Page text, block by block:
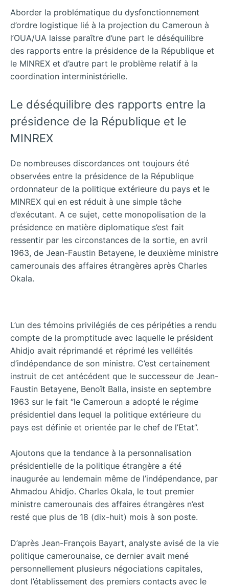
Aborder la problématique du dysfonctionnement
d’ordre logistique lié à la projection du Cameroun à
l’OUA/UA laisse paraître d’une part le déséquilibre
des rapports entre la présidence de la République et
le MINREX et d’autre part le problème relatif à la
coordination interministérielle.
Le déséquilibre des rapports entre la
présidence de la République et le
MINREX
De nombreuses discordances ont toujours été
observées entre la présidence de la République
ordonnateur de la politique extérieure du pays et le
MINREX qui en est réduit à une simple tâche
d’exécutant. A ce sujet, cette monopolisation de la
présidence en matière diplomatique s’est fait
ressentir par les circonstances de la sortie, en avril
1963, de Jean-Faustin Betayene, le deuxième ministre
camerounais des affaires étrangères après Charles
Okala.
L’un des témoins privilégiés de ces péripéties a rendu
compte de la promptitude avec laquelle le président
Ahidjo avait réprimandé et réprimé les velléités
d’indépendance de son ministre. C’est certainement
instruit de cet antécédent que le successeur de Jean-
Faustin Betayene, Benoît Balla, insiste en septembre
1963 sur le fait ‘’le Cameroun a adopté le régime
présidentiel dans lequel la politique extérieure du
pays est définie et orientée par le chef de l’Etat’’.
Ajoutons que la tendance à la personnalisation
présidentielle de la politique étrangère a été
inaugurée au lendemain même de l’indépendance, par
Ahmadou Ahidjo. Charles Okala, le tout premier
ministre camerounais des affaires étrangères n’est
resté que plus de 18 (dix-huit) mois à son poste.
D’après Jean-François Bayart, analyste avisé de la vie
politique camerounaise, ce dernier avait mené
personnellement plusieurs négociations capitales,
dont l’établissement des premiers contacts avec le